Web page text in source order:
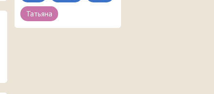
Татьяна